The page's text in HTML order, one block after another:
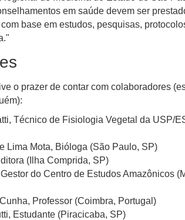
em saúde devem ser
base em estudos, pesquisas,
o prazer de contar com colaboradores
Técnico de Fisiologia Vegetal da USP/
Lima Mota, Bióloga (São Paulo, SP)
(Ilha Comprida, SP)
do Centro de Estudos Amazônicos
Professor (Coimbra, Portugal)
Estudante (Piracicaba, SP)